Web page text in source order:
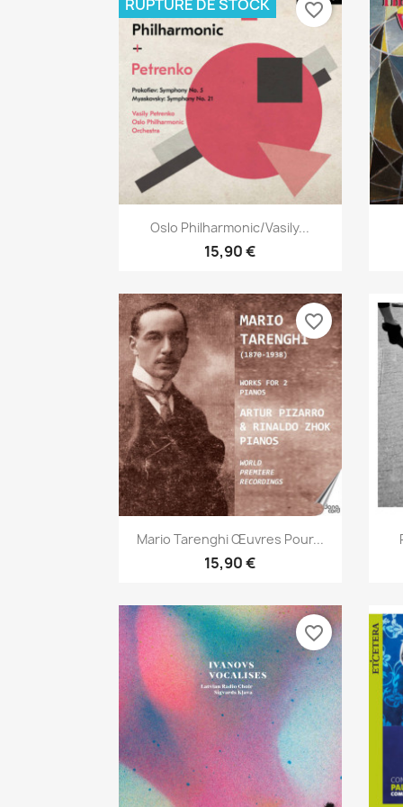
Aperçu rapide
Oslo Philharmonic/Vasily...
15,90 €
RUPTURE DE STOCK favorite_border
Aperçu rapide
Mario Tarenghi Œuvres Pour...
15,90 €
favorite_border
favorite_border